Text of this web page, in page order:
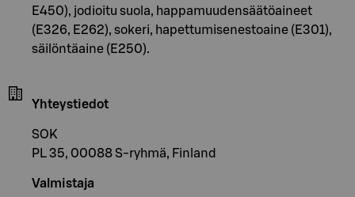
E450), jodioitu suola, happamuudensäätöaineet
(E326, E262), sokeri, hapettumisenestoaine (E301),
säilöntäaine (E250).
Yhteystiedot
SOK
PL 35, 00088 S-ryhmä, Finland
Valmistaja